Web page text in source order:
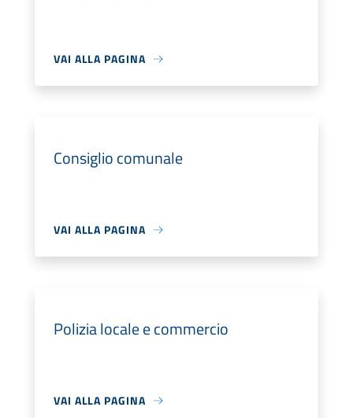
VAI ALLA PAGINA
Consiglio comunale
VAI ALLA PAGINA
Polizia locale e commercio
VAI ALLA PAGINA